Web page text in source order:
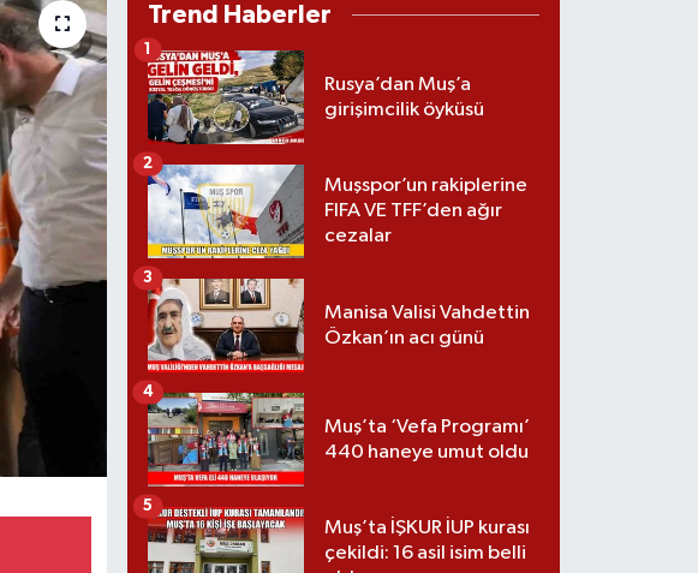
Trend Haberler
Rusya’dan Muş’a
girişimcilik öyküsü
1
Muşspor’un rakiplerine
FIFA VE TFF’den ağır
cezalar
2
Manisa Valisi Vahdettin
Özkan’ın acı günü
3
Muş’ta ‘Vefa Programı’
440 haneye umut oldu
4
Muş’ta İŞKUR İUP kurası
çekildi: 16 asil isim belli
5